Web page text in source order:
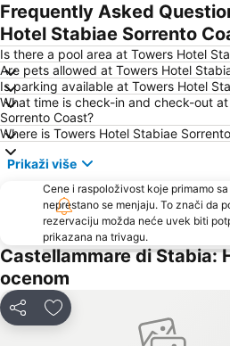
Frequently Asked
Hotel Stabiae Sorrento
Is there a pool area at Towers Hotel
Are pets allowed at Towers Hotel
Is parking available at Towers Hotel
What time is check-in and check-out
Sorrento Coast?
Where is Towers Hotel Stabiae
Prikaži više
Cene i raspoloživost koje primamo
neprestano se menjaju. To znači da
rezervaciju možda neće uvek biti
prikazana na trivagu.
Castellammare di Stabia:
ocenom
Deli Dodati u favorite